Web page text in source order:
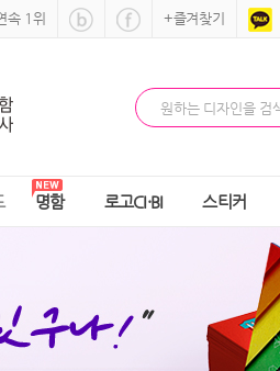
속 1위 +즐겨찾기
명함 로고CI·BI 스티커